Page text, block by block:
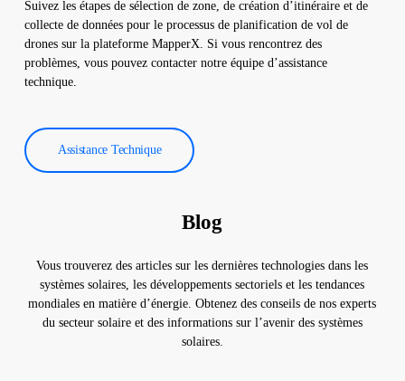
Suivez les étapes de sélection de zone, de création d’itinéraire et de
collecte de données pour le processus de planification de vol de
drones sur la plateforme MapperX. Si vous rencontrez des
problèmes, vous pouvez contacter notre équipe d’assistance
technique.
Assistance Technique
Blog
Vous trouverez des articles sur les dernières technologies dans les
systèmes solaires, les développements sectoriels et les tendances
mondiales en matière d’énergie. Obtenez des conseils de nos experts
du secteur solaire et des informations sur l’avenir des systèmes
solaires.